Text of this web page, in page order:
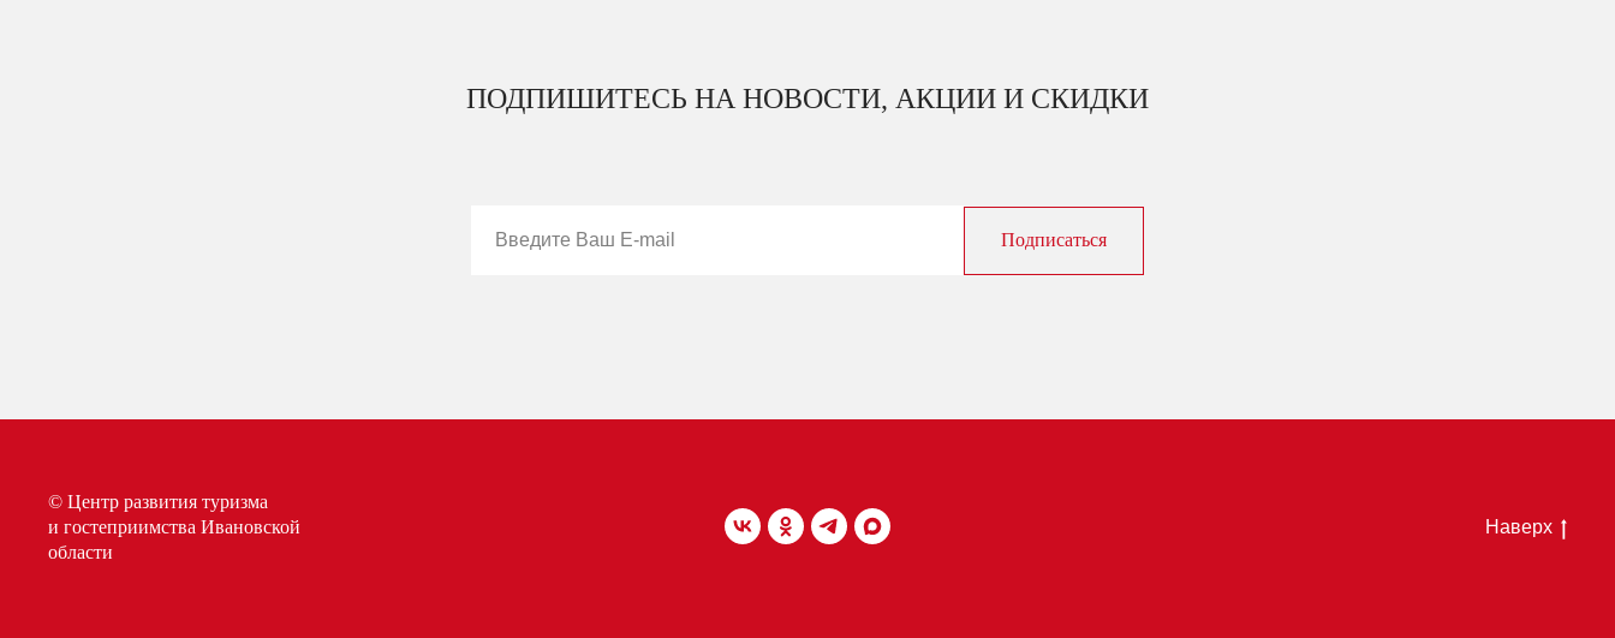
ПОДПИШИТЕСЬ НА НОВОСТИ, АКЦИИ И СКИДКИ
Подписаться
© Центр развития туризма
и гостеприимства Ивановской
области
Наверх